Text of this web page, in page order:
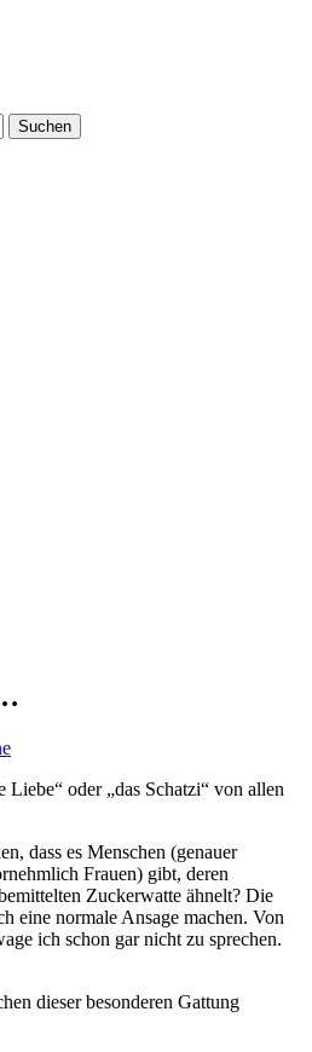
oder „das Schatzi“ von allen
dass es Menschen (genauer
Frauen) gibt, deren
Zuckerwatte ähnelt? Die
eine normale Ansage machen. Von
ich schon gar nicht zu sprechen.
dieser besonderen Gattung